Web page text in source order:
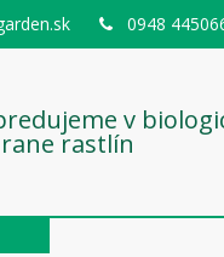
v
rastlín
0948